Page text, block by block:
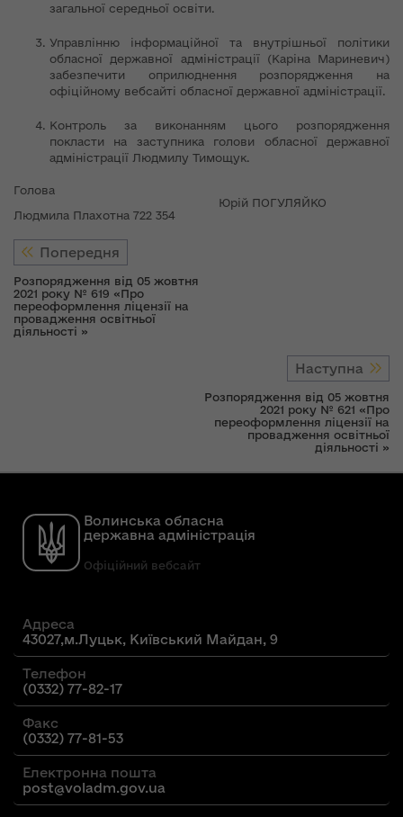
загальної середньої освіти.
Управлінню інформаційної та внутрішньої політики
обласної державної адміністрації (Каріна Мариневич)
забезпечити оприлюднення розпорядження на
офіційному вебсайті обласної державної адміністрації.
Контроль за виконанням цього розпорядження
покласти на заступника голови обласної державної
адміністрації Людмилу Тимощук.
Голова
Юрій ПОГУЛЯЙКО
Людмила Плахотна 722 354
Попередня
Розпорядження від 05 жовтня
2021 року № 619 «Про
переоформлення ліцензії на
провадження освітньої
діяльності »
Наступна
Розпорядження від 05 жовтня
2021 року № 621 «Про
переоформлення ліцензії на
провадження освітньої
діяльності »
Волинська обласна
державна адміністрація
Офіційний вебсайт
Адреса
43027,м.Луцьк, Київський Майдан, 9
Телефон
(0332) 77-82-17
Факс
(0332) 77-81-53
Електронна пошта
post@voladm.gov.ua